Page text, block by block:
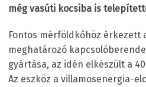
még vasúti kocsiba is
Fontos mérföldkőhöz érkezett
meghatározó
gyártása, az idén elkészült a
Az eszköz a villamosenergia-